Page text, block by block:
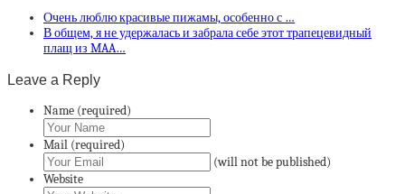
Очень люблю красивые пижамы, особенно с …
В общем, я не удержалась и забрала себе этот трапецевидный
плащ из MAA…
Leave a Reply
Name (required)
Mail (required)
(will not be published)
Website